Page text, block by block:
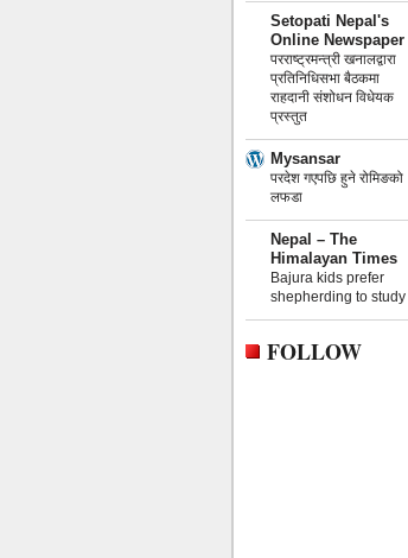
Setopati Nepal's
Online Newspaper
परराष्ट्रमन्त्री खनालद्वारा
प्रतिनिधिसभा बैठकमा
राहदानी संशोधन विधेयक
प्रस्तुत
Mysansar
परदेश गएपछि हुने रोमिङको
लफडा
Nepal – The
Himalayan Times
Bajura kids prefer
shepherding to study
FOLLOW